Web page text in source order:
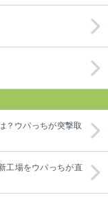
？ウパっちが突撃取
工場をウパっちが直